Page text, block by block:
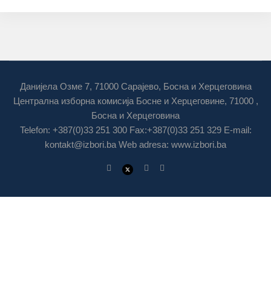
Данијела Озме 7, 71000 Сарајево, Босна и Херцеговина
Централна изборна комисија Босне и Херцеговине, 71000 ,
Босна и Херцеговина
Telefon: +387(0)33 251 300 Fax:+387(0)33 251 329 E-mail:
kontakt@izbori.ba Web adresa: www.izbori.ba